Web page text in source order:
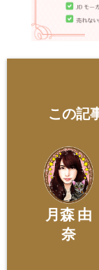
この記
月森 由
奈